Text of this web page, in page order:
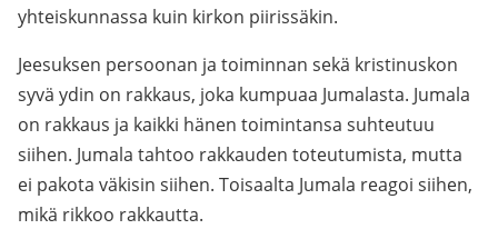
yhteiskunnassa kuin kirkon piirissäkin.
Jeesuksen persoonan ja toiminnan sekä kristinuskon
syvä ydin on rakkaus, joka kumpuaa Jumalasta. Jumala
on rakkaus ja kaikki hänen toimintansa suhteutuu
siihen. Jumala tahtoo rakkauden toteutumista, mutta
ei pakota väkisin siihen. Toisaalta Jumala reagoi siihen,
mikä rikkoo rakkautta.